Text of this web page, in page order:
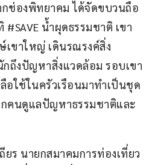
กช่องพิทยาคม ได้จัดขบวนถือ
น้ำผุดธรรมชาติ เขา
ขาใหญ่ เดินรณรงค์สิ่ง
ถึงปัญหาสิ่งแวดล้อม รอบเขา
อใช้ในครัวเรือนมาทำเป็นชุด
กคนดูแลปัญหาธรรมชาติและ
ร นายกสมาคมการท่องเที่ยว